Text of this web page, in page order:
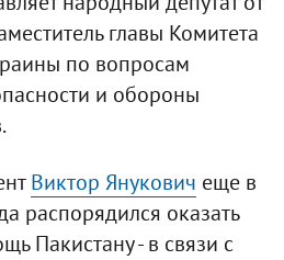
главы Комитета
по вопросам
и обороны
Виктор Янукович еще в
распорядился оказать
Пакистану - в связи с